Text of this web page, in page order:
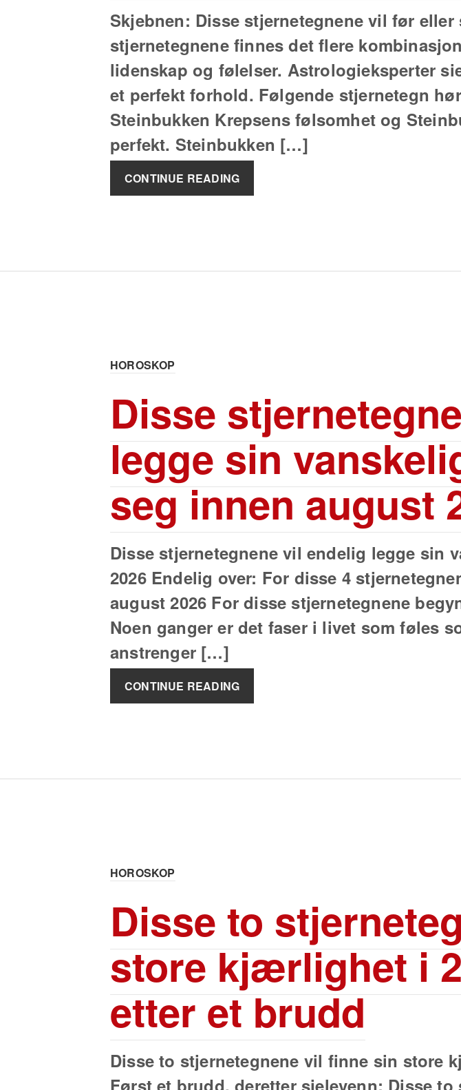
Skjebnen: Disse stjernetegnene vil før
stjernetegnene finnes det flere
lidenskap og følelser. Astrologieksperter
et perfekt forhold. Følgende stjernetegn
Steinbukken Krepsens følsomhet og
perfekt. Steinbukken […]
CONTINUE READING
HOROSKOP
Disse
legge sin
seg innen august
Disse stjernetegnene vil endelig legge sin
2026 Endelig over: For disse 4
august 2026 For disse stjernetegnene
Noen ganger er det faser i livet som føles
anstrenger […]
CONTINUE READING
HOROSKOP
Disse to
store kjærlighet i
etter et brudd
Disse to stjernetegnene vil finne sin store
Først et brudd, deretter sjelevenn: Disse